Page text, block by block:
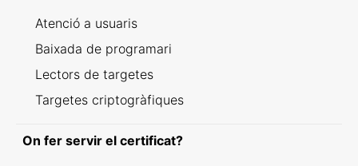
Atenció a usuaris
Baixada de programari
Lectors de targetes
Targetes criptogràfiques
On fer servir el certificat?